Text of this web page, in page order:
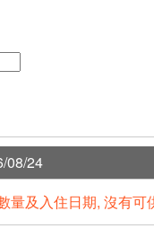
08/24
量及入住日期, 沒有